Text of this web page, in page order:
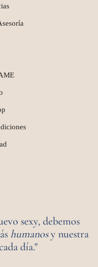
sexy, debemos
humanosy nuestra
día."